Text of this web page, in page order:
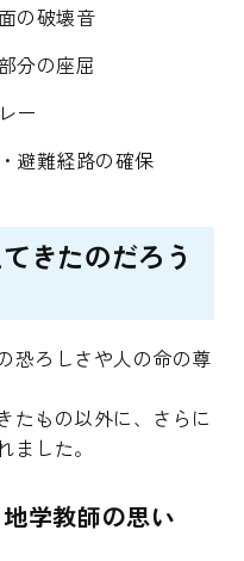
の破壊音
分の座屈
ー
避難経路の確保
きたのだろう
恐ろしさや人の命の尊
たもの以外に、さらに
した。
学教師の思い